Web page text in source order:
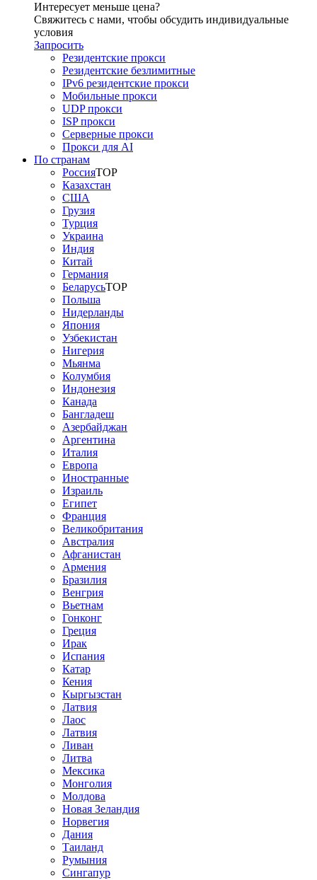
Интересует меньше цена?
Свяжитесь с нами, чтобы обсудить индивидуальные
условия
Запросить
Резидентские прокси
Резидентские безлимитные
IPv6 резидентские прокси
Мобильные прокси
UDP прокси
ISP прокси
Серверные прокси
Прокси для AI
По странам
РоссияTOP
Казахстан
США
Грузия
Турция
Украина
Индия
Китай
Германия
БеларусьTOP
Польша
Нидерланды
Япония
Узбекистан
Нигерия
Мьянма
Колумбия
Индонезия
Канада
Бангладеш
Азербайджан
Аргентина
Италия
Европа
Иностранные
Израиль
Египет
Франция
Великобритания
Австралия
Афганистан
Армения
Бразилия
Венгрия
Вьетнам
Гонконг
Греция
Ирак
Испания
Катар
Кения
Кыргызстан
Латвия
Лаос
Латвия
Ливан
Литва
Мексика
Монголия
Молдова
Новая Зеландия
Норвегия
Дания
Таиланд
Румыния
Сингапур